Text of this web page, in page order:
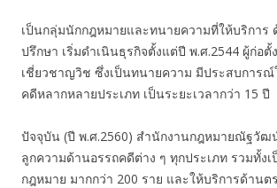
เป็นกลุ่มนักกฎหมายและทนายความที่ให้บริการ
ปรึกษา เริ่มดำเนินธุรกิจตั้งแต่ปี พ.ศ.2544 ผู้ก่อ
เชี่ยวชาญวิช ซึ่งเป็นทนายความ มีประสบการณ์
คดีหลากหลายประเภท เป็นระยะเวลากว่า 15 ปี
ปัจจุบัน (ปี พ.ศ.2560) สำนักงานกฎหมายณัฐวัฒ
ลูกความด้านอรรถคดีต่าง ๆ ทุกประเภท รวมทั้ง
กฎหมาย มากกว่า 200 ราย และให้บริการด้าน